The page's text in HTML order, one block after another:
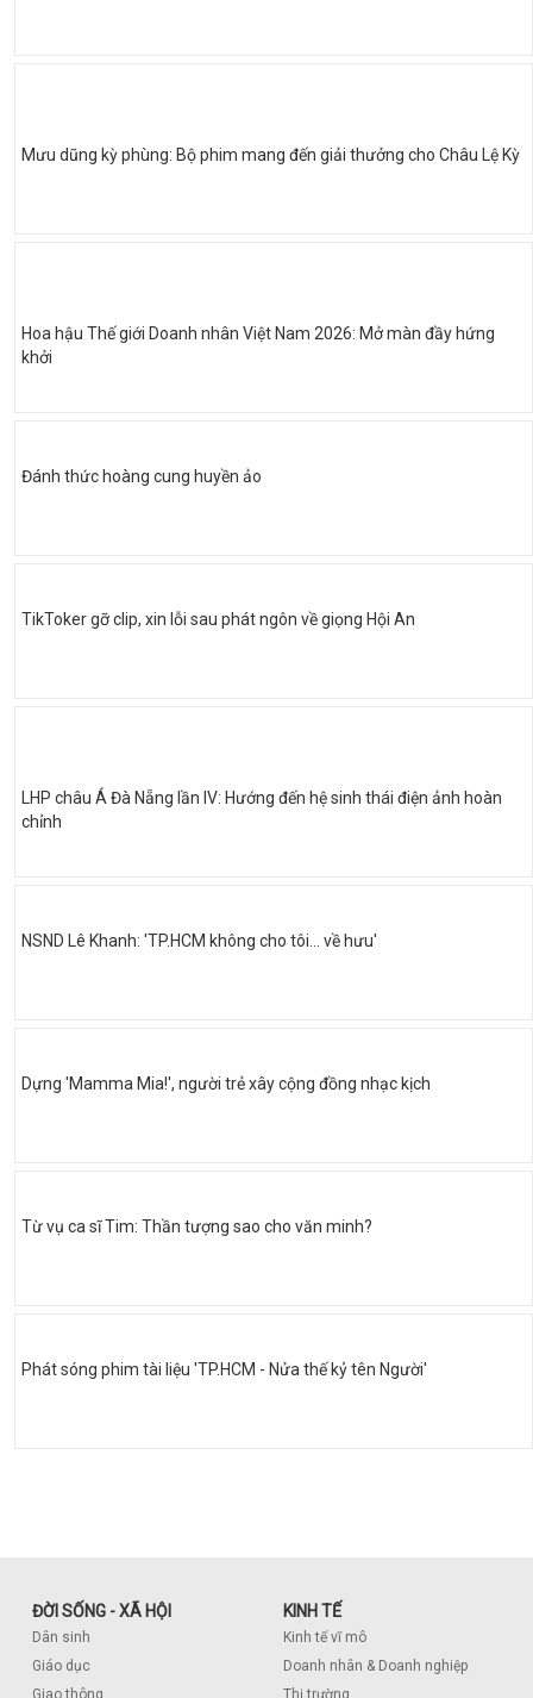
Mưu dũng kỳ phùng: Bộ phim mang đến giải thưởng cho Châu Lệ Kỳ
Hoa hậu Thế giới Doanh nhân Việt Nam 2026: Mở màn đầy hứng
khởi
Đánh thức hoàng cung huyền ảo
TikToker gỡ clip, xin lỗi sau phát ngôn về giọng Hội An
LHP châu Á Đà Nẵng lần IV: Hướng đến hệ sinh thái điện ảnh hoàn
chỉnh
NSND Lê Khanh: 'TP.HCM không cho tôi… về hưu'
Dựng 'Mamma Mia!', người trẻ xây cộng đồng nhạc kịch
Từ vụ ca sĩ Tim: Thần tượng sao cho văn minh?
Phát sóng phim tài liệu 'TP.HCM - Nửa thế kỷ tên Người'
ĐỜI SỐNG - XÃ HỘI
Dân sinh
Giáo dục
Giao thông
KINH TẾ
Kinh tế vĩ mô
Doanh nhân & Doanh nghiệp
Thị trường